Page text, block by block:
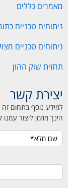
מאמרים כללים
ניתוחים טכניים
ניתוחים טכניים
תחזית שוק ההון
יצירת קשר
למידע נוסף בתחום
הינך מוזמן ליצור